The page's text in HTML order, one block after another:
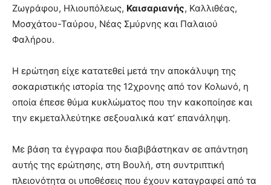
Ζωγράφου, Ηλιουπόλεως, Καισαριανής, Καλλιθέας,
Μοσχάτου-Ταύρου, Νέας Σμύρνης και Παλαιού
Φαλήρου.
Η ερώτηση είχε κατατεθεί μετά την αποκάλυψη της
σοκαριστικής ιστορία της 12χρονης από τον Κολωνό, η
οποία έπεσε θύμα κυκλώματος που την κακοποίησε και
την εκμεταλλεύτηκε σεξουαλικά κατ’ επανάληψη.
Με βάση τα έγγραφα που διαβιβάστηκαν σε απάντηση
αυτής της ερώτησης, στη Βουλή, στη συντριπτική
πλειονότητα οι υποθέσεις που έχουν καταγραφεί από τα